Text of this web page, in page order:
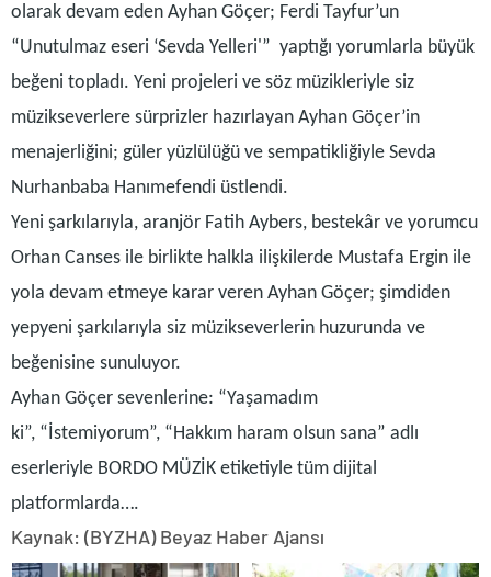
olarak devam eden Ayhan Göçer; Ferdi Tayfur’un
“Unutulmaz eseri ‘Sevda Yelleri'” yaptığı yorumlarla büyük
beğeni topladı. Yeni projeleri ve söz müzikleriyle siz
müzikseverlere sürprizler hazırlayan Ayhan Göçer’in
menajerliğini; güler yüzlülüğü ve sempatikliğiyle Sevda
Nurhanbaba Hanımefendi üstlendi.
Yeni şarkılarıyla, aranjör Fatih Aybers, bestekâr ve yorumcu
Orhan Canses ile birlikte halkla ilişkilerde Mustafa Ergin ile
yola devam etmeye karar veren Ayhan Göçer; şimdiden
yepyeni şarkılarıyla siz müzikseverlerin huzurunda ve
beğenisine sunuluyor.
Ayhan Göçer sevenlerine: “Yaşamadım
ki”, “İstemiyorum”, “Hakkım haram olsun sana” adlı
eserleriyle BORDO MÜZİK etiketiyle tüm dijital
platformlarda….
Kaynak: (BYZHA) Beyaz Haber Ajansı